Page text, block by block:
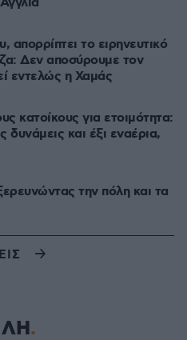
απορρίπτει το ειρηνευτικό
Δεν αποσύρουμε τον
εντελώς η Χαμάς
κατοίκους για ετοιμότητα:
δυνάμεις και έξι εναέρια,
την πόλη και τα